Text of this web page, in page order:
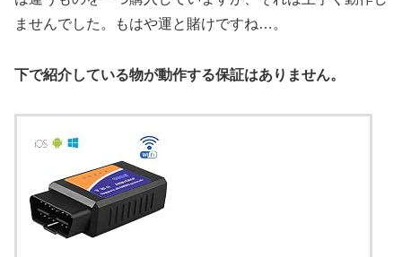
ませんでした。もはや運と賭けですね…。
下で紹介している物が動作する保証はありません。